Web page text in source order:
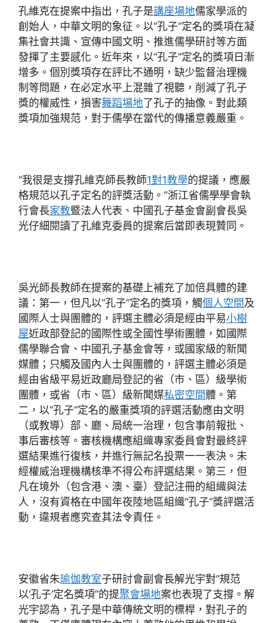
孔維克在提案中指出，孔子是講座場地儒家學派的
創始人，中華文明的象征。以“孔子”定名的獎項在凝
集社會共識、宣傳中國文明、推進儒學研討等方面
發揮了主要感化。近年來，以“孔子”定名的獎項日漸
增多。個別獎項存在評比不通明，缺少監督治理機
制等問題，在必定水平上混雜了視聽，削減了孔子
獎的權威性，損害舞蹈場地了孔子的抽像。對此類
獎項加強規范，對于儒學在當代的傳播意義嚴重。
“我很是支撐孔維克師長教師1對1教學的提議，應嚴
格規范以孔子定名的評獎活動。”浙江省儒學學會執
行會長家教暨法人代表、中國孔子基金會副會長吳
光仔細閱讀了孔維克委員的提案后當即表現贊同。
吳光師長教師在提案的基礎上補充了加倍具體的建
議：第一，但凡以“孔子”定名的獎項，觸個人空間及
國際人士與團體的，評選主體必須是經由平易小樹
屋近政部登記的國際性或全國性學術團體，如國際
儒學聯合會、中國孔子基金會等，或國家級的新聞
媒體；只觸及國內人士與團體的，評選主體必須是
經由省級平易近政廳局登記的省（市、區）級學術
團體，或省（市、區）級新聞媒私密空間體。第
二，以“孔子”定名的嚴重獎項的評選活動應由文明
（或教導）部、廳、局統一治理，包含事前報批、
事后審核等。審核機構應組織專家委員會對最終評
選結果進行復核，并進行無記名投票一一表決。未
經權威治理機構核準不得公布評選結果。第三，但
凡在境外（包含港、澳、臺）登記注冊的組織與法
人，沒有資格在中國年夜陸地區組織“孔子”獎評選活
動，違規者應究查其法令責任。
安徽省朱瑜伽教室子研討會副會長解光宇對“規范
以‘孔子’定名獎項”的提聚會場地案也表現了支撐。解
光宇認為，孔子是中華傳統文明的標桿，對孔子的